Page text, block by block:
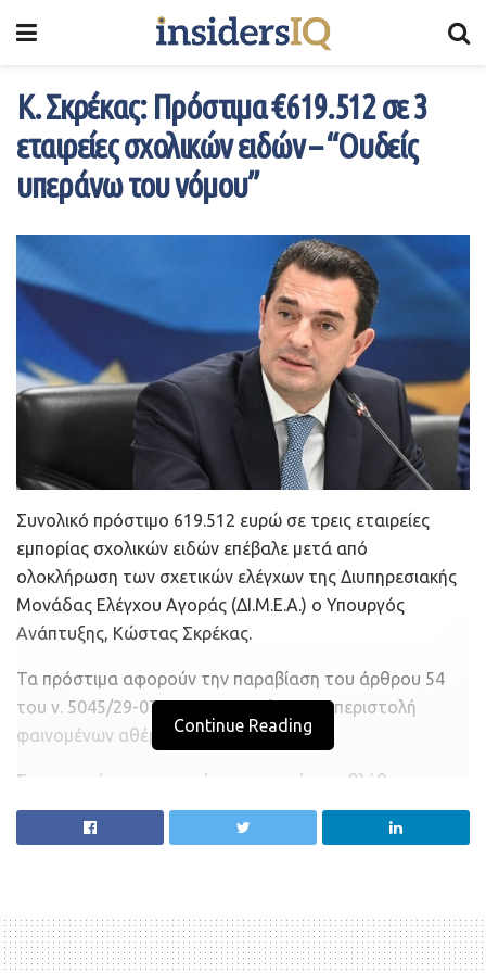
Κ. Σκρέκας: Πρόστιμα €619.512 σε 3
εταιρείες σχολικών ειδών – “Ουδείς
υπεράνω του νόμου”
Συνολικό πρόστιμο 619.512 ευρώ σε τρεις εταιρείες
εμπορίας σχολικών ειδών επέβαλε μετά από
ολοκλήρωση των σχετικών ελέγχων της Διυπηρεσιακής
Μονάδας Ελέγχου Αγοράς (ΔΙ.Μ.Ε.Α.) ο Υπουργός
Ανάπτυξης, Κώστας Σκρέκας.
Τα πρόστιμα αφορούν την παραβίαση του άρθρου 54
του ν. 5045/29-07-2023, σχετικά με την περιστολή
φαινομένων αθέμιτης κερδοφορίας.
Συγκεκριμένα, οι εταιρείες στις οποίες επιβλήθηκαν
πρόστιμα είναι οι ακόλουθες:
– “NOTOS COM ΣΥΜΜΕΤΟΧΕΣ, ΑΝΩΝΥΜΗ ΕΜΠΟΡΙΚΗ
ΚΑΙ ΒΙΟΜΗΧΑΝΙΚΗ ΕΤΑΙΡΕΙΑ”, 290.950 €
Continue Reading